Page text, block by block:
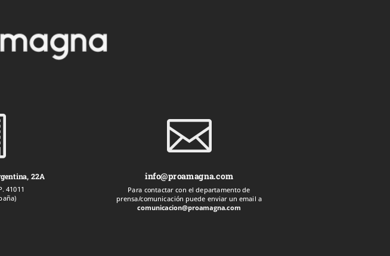
22A
41011

info@proamagna.com
Para contactar con el departamento de
prensa/comunicación puede enviar un email a
comunicacion@proamagna.com